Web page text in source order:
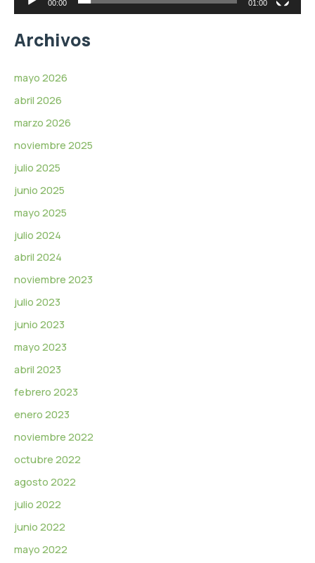
d
e
v
d
o
00:00 01:00
Archivos
mayo 2026
abril 2026
marzo 2026
noviembre 2025
julio 2025
junio 2025
mayo 2025
julio 2024
abril 2024
noviembre 2023
julio 2023
junio 2023
mayo 2023
abril 2023
febrero 2023
enero 2023
noviembre 2022
octubre 2022
agosto 2022
julio 2022
junio 2022
mayo 2022